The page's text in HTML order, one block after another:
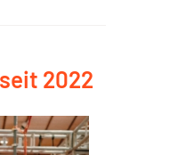
2022